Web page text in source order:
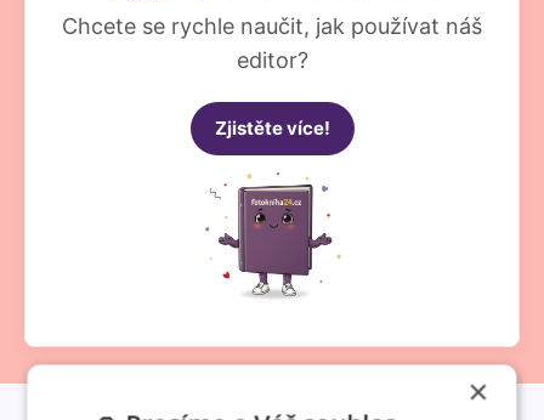
Chcete se rychle naučit, jak používat náš
editor?
Zjistěte více!
×